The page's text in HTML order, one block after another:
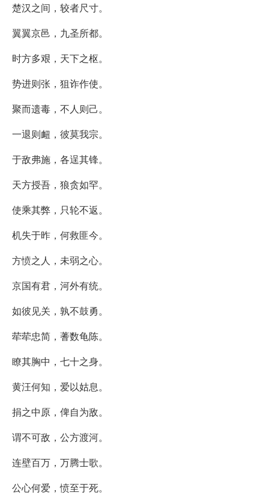
楚汉之间，较者尺寸。
翼翼京邑，九圣所都。
时方多艰，天下之枢。
势进则张，狙诈作使。
聚而遗毒，不人则己。
一退则衄，彼莫我宗。
于敌弗施，各逞其锋。
天方授吾，狼贪如罕。
使乘其弊，只轮不返。
机失于昨，何救匪今。
方愤之人，未弱之心。
京国有君，河外有统。
如彼见关，孰不鼓勇。
荦荦忠简，蓍数龟陈。
瞭其胸中，七十之身。
黄汪何知，爱以姑息。
捐之中原，俾自为敌。
谓不可敌，公方渡河。
连壁百万，万腾士歌。
公心何爱，愤至于死。